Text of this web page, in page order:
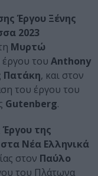
Έργου Ξένης
2023
Μυρτώ
του Anthony
Πατάκη, και στον
του έργου του
Gutenberg.
της
Νέα Ελληνικά
στον Παύλο
του Πλάτωνα